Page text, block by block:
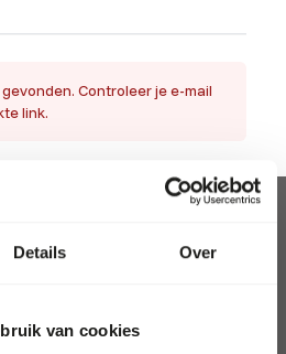
Details Over
van cookies
Controleer je e-mail
link.